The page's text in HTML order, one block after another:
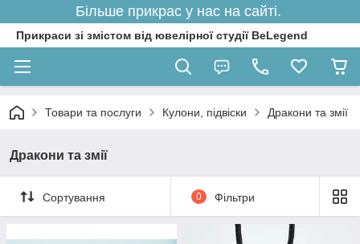
Більше прикрас у нас на сайті.
Прикраси зі змістом від ювелірної студії BeLegend
Товари та послуги Кулони, підвіски Дракони та змії
Дракони та змії
Сортування 0 Фільтри